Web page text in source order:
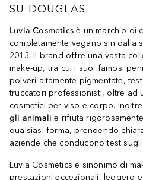
SU DOUGLAS
Luvia Cosmetics è un marchio di
completamente vegano sin dalla
2013. Il brand offre una vasta
make-up, tra cui i suoi famosi
polveri altamente pigmentate,
truccatori professionisti, oltre ad
cosmetici per viso e corpo.
gli animali e rifiuta
qualsiasi forma, prendendo
aziende che conducono test
Luvia Cosmetics è sinonimo di
prestazioni eccezionali, leggero